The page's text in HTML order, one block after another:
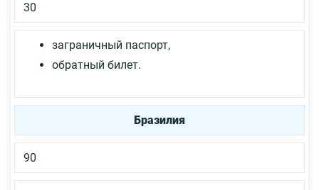
30
заграничный паспорт,
обратный билет.
Бразилия
90